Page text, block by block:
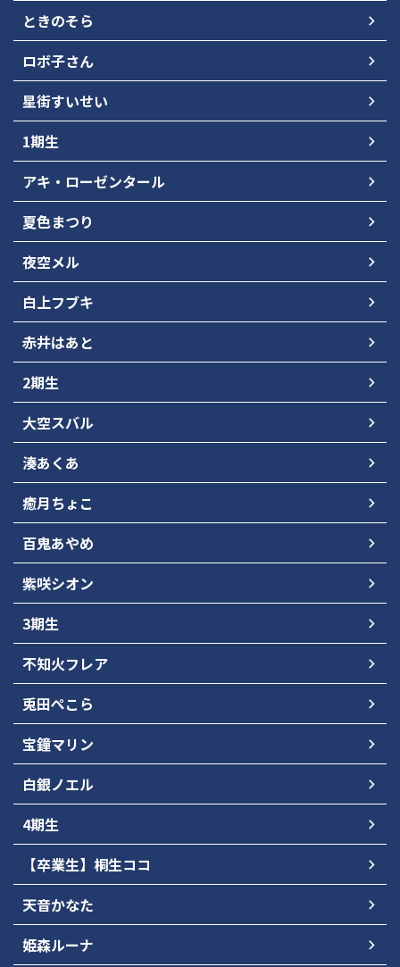
ときのそら
ロボ子さん
星街すいせい
1期生
アキ・ローゼンタール
夏色まつり
夜空メル
白上フブキ
赤井はあと
2期生
大空スバル
湊あくあ
癒月ちょこ
百鬼あやめ
紫咲シオン
3期生
不知火フレア
兎田ぺこら
宝鐘マリン
白銀ノエル
4期生
【卒業生】桐生ココ
天音かなた
姫森ルーナ